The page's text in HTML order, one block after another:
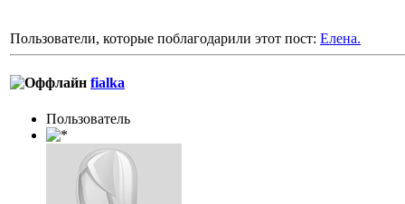
Пользователи, которые поблагодарили этот пост: Елена.
fialka
Пользоватeль